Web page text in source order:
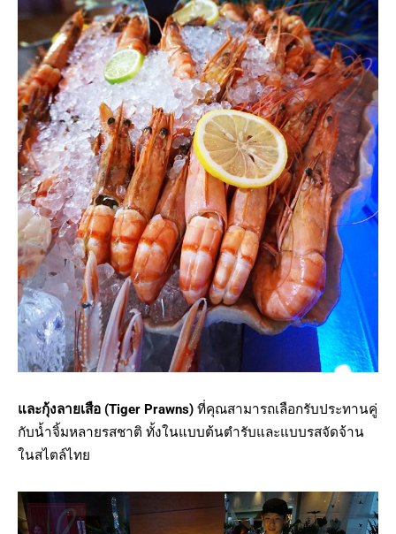
และกุ้งลายเสือ (Tiger Prawns) ที่คุณสามารถเลือกรับประทานคู่
กับน้ำจิ้มหลายรสชาติ ทั้งในแบบต้นตำรับและแบบรสจัดจ้าน
ในสไตล์ไทย